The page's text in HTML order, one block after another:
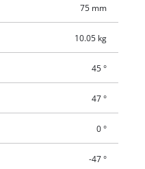
75 mm
10.05 kg
45 °
47 °
0 °
-47 °